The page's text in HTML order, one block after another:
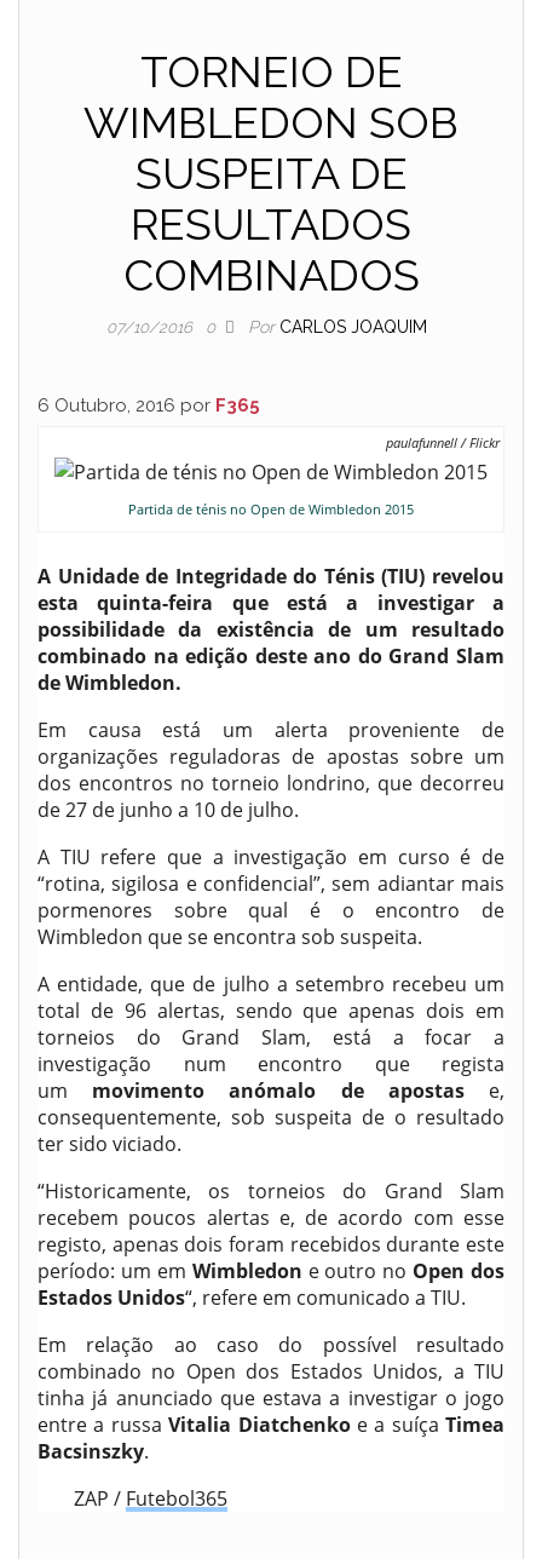
TORNEIO DE
WIMBLEDON SOB
SUSPEITA DE
RESULTADOS
COMBINADOS
07/10/2016 0 Por CARLOS JOAQUIM
6 Outubro, 2016 por F365
paulafunnell / Flickr
Partida de ténis no Open de Wimbledon 2015
A Unidade de Integridade do Ténis (TIU) revelou
esta quinta-feira que está a investigar a
possibilidade da existência de um resultado
combinado na edição deste ano do Grand Slam
de Wimbledon.
Em causa está um alerta proveniente de
organizações reguladoras de apostas sobre um
dos encontros no torneio londrino, que decorreu
de 27 de junho a 10 de julho.
A TIU refere que a investigação em curso é de
“rotina, sigilosa e confidencial”, sem adiantar mais
pormenores sobre qual é o encontro de
Wimbledon que se encontra sob suspeita.
A entidade, que de julho a setembro recebeu um
total de 96 alertas, sendo que apenas dois em
torneios do Grand Slam, está a focar a
investigação num encontro que regista
um movimento anómalo de apostase,
consequentemente, sob suspeita de o resultado
ter sido viciado.
“Historicamente, os torneios do Grand Slam
recebem poucos alertas e, de acordo com esse
registo, apenas dois foram recebidos durante este
período: um em Wimbledon e outro no Open dos
Estados Unidos“, refere em comunicado a TIU.
Em relação ao caso do possível resultado
combinado no Open dos Estados Unidos, a TIU
tinha já anunciado que estava a investigar o jogo
entre a russaVitalia Diatchenkoe a suíça Timea
Bacsinszky.
ZAP / Futebol365